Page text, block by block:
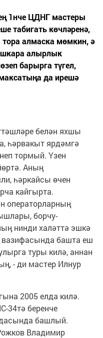
1нче ЦДНГ мастеры
табигать көчләренә,
алмаска мөмкин, ә
алырлык
барырга түгел,
да ирешә
белән яхшы
һәрвакыт ярдәмгә
тормый. Үзен
Аның
һәркайсы өчен
кайгырта.
операторларның
борчу-
нинди халәттә эшкә
вазифасында башта еш
туры килә, аннан
- ди мастер Илнур
2005 елда килә.
34тә беренче
башлый.
Владимир